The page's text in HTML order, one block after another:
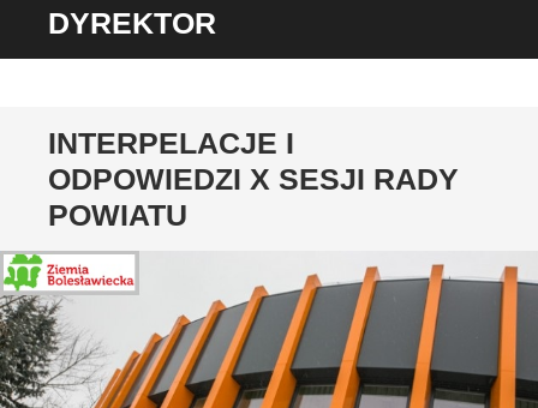
PRZESKOCZ
DYREKTOR
INTERPELACJE I
ODPOWIEDZI X SESJI RADY
POWIATU